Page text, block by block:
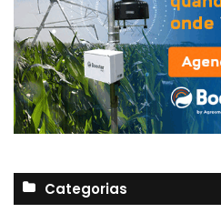
Categorias